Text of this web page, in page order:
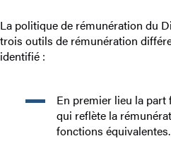
La politique de rémunération du
trois outils de rémunération
identifié :
En premier lieu la part
qui reflète la
fonctions équivalentes.